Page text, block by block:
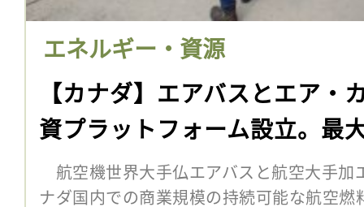
エネルギー・資源
【カナダ】エアバスとエア・
資プラットフォーム設立。最
航空機世界大手仏エアバスと航空大手加
ナダ国内での商業規模の持続可能な航空燃